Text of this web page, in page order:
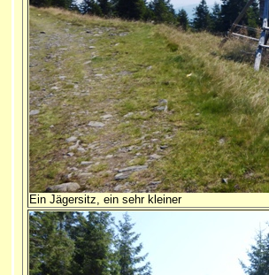
Ein Jägersitz, ein sehr kleiner